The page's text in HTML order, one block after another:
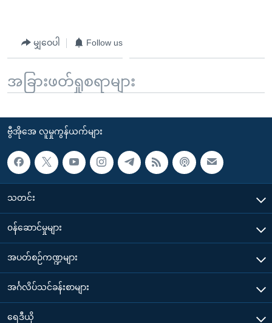
မျှဝေပါ Follow us
အခြားဖတ်ရှုစရာများ
ဗွီအိုအေ လူမှုကွန်ယက်များ
သတင်း
၀န်ဆောင်မှုများ
အပတ်စဉ်ကဏ္ဍများ
အင်္ဂလိပ်သင်ခန်းစာများ
ရေဒီယို